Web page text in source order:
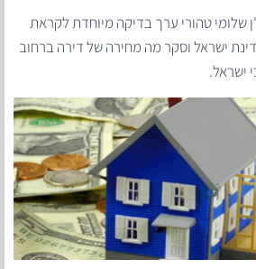
שלומי טהורי ערך בדיקה מיוחדת לקראת
ה-70 של מדינת ישראל וסקר מה מחירה של דירה ברחוב
ישראל.